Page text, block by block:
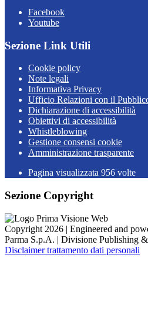
Facebook
Youtube
Sezione Link Utili
Cookie policy
Note legali
Informativa Privacy
Ufficio Relazioni con il
Dichiarazione di accessibilità
Obiettivi di accessibilità
Whistleblowing
Gestione consensi cookie
Amministrazione trasparente
Pagina visualizzata 956 volte
Sezione Copyright
Copyright 2026 | Engineered and
Parma S.p.A. | Divisione Publishing
Disclaimer trattamento dati personali